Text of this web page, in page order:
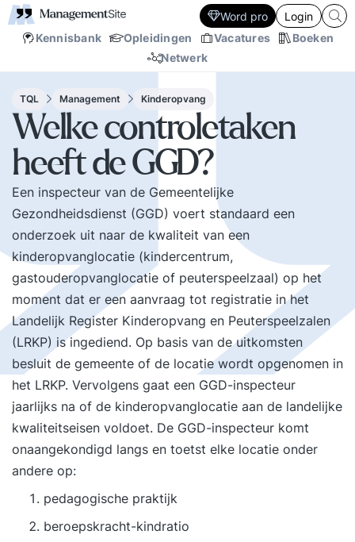
Kennisbank Opleidingen Vacatures
Boeken
Netwerk
Word pro Login
TQL Management Kinderopvang
Welke controletaken
heeft de GGD?
Een inspecteur van de Gemeentelijke
Gezondheidsdienst (GGD) voert standaard een
onderzoek uit naar de kwaliteit van een
kinderopvanglocatie (kindercentrum,
gastouderopvanglocatie of peuterspeelzaal) op het
moment dat er een aanvraag tot registratie in het
Landelijk Register Kinderopvang en Peuterspeelzalen
(LRKP) is ingediend. Op basis van de uitkomsten
besluit de gemeente of de locatie wordt opgenomen in
het LRKP. Vervolgens gaat een GGD-inspecteur
jaarlijks na of de kinderopvanglocatie aan de landelijke
kwaliteitseisen voldoet. De GGD-inspecteur komt
onaangekondigd langs en toetst elke locatie onder
andere op:
pedagogische praktijk
beroepskracht-kindratio